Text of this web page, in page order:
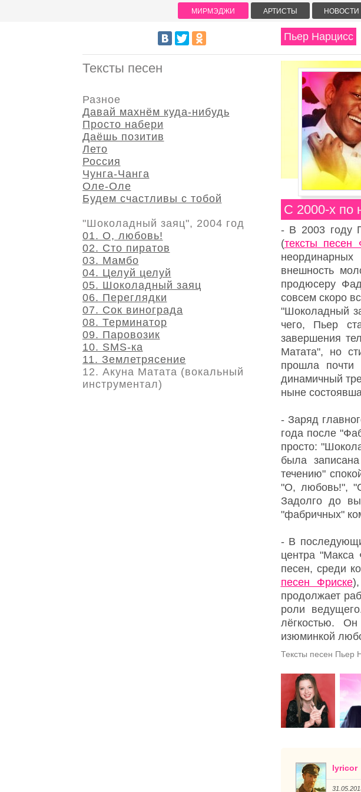
Пьер Нарцисс
С 2000-х по
- В 2003 году
(тексты песен
внешность
продюсеру
совсем скоро
"Шоколадный
чего, Пьер
завершения
Матата", но
прошла почти
динамичный
ныне
- Заряд
года после
просто:
была
течению"
"О, любовь!",
Задолго до
"фабричных"
- В
центра "Макса
песен, среди
песен Фриске
продолжает
роли
лёгкостью.
изюминкой
Тексты песен Пьер
lyricor
Тексты песен
Разное
Давай махнём куда-нибудь
Просто набери
Даёшь позитив
Лето
Россия
Чунга-Чанга
Оле-Оле
Будем счастливы с тобой
"Шоколадный заяц", 2004 год
01. О, любовь!
02. Сто пиратов
03. Мамбо
04. Целуй целуй
05. Шоколадный заяц
06. Переглядки
07. Сок винограда
08. Терминатор
09. Паровозик
10. SMS-ка
11. Землетрясение
12. Акуна Матата (вокальный
инструментал)
МИРМЭДЖИ АРТИСТЫ НОВОСТИ